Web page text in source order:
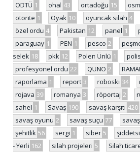
ODTÜ 1 ohal 43 ortadoğu 15
otorite 1 Oyak 10 oyuncak silah 4
özel ordu 4 Pakistan 12 panel 1
paraguay 1 PEN 1 pesco 2
selek 18 pkk 12 Polen Ünlü 1 polis
profesyonel ordu 22 QUNO 2
raporlama 1 report 3 roboski 34
rojava 39 romanya 3 röportaj 2
sahel 1 Savaş 190 savaş karşıtı 420
savaş oyunu 2 savaş suçu 77
şehitlik 56 sergi 1 siber 5
- Yerli 162 silah projeleri 5 Silah